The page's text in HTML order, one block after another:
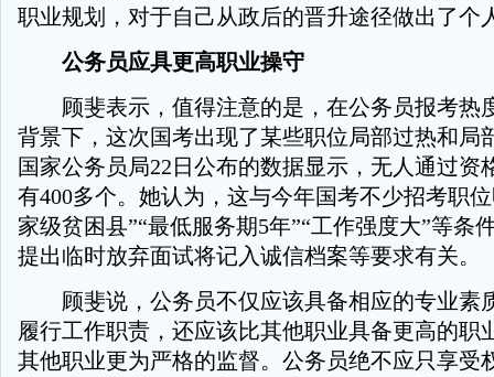
职业规划，对于自己从政后的晋升途径做出了个
公务员应具更高职业操守
顾斐表示，值得注意的是，在公务员报考热
背景下，这次国考出现了某些职位局部过热和局
国家公务员局22日公布的数据显示，无人通过资
有400多个。她认为，这与今年国考不少招考职
家级贫困县”“最低服务期5年”“工作强度大”等条
提出临时放弃面试将记入诚信档案等要求有关。
顾斐说，公务员不仅应该具备相应的专业素
履行工作职责，还应该比其他职业具备更高的职
其他职业更为严格的监督。公务员绝不应只享受